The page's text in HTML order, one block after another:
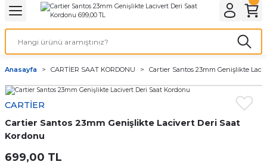
Geri Dön
& ELEKTİRİK AYDINLATMA & ELEKTRİK
Geri Dön
ve Cihaz Pilleri
ÇEŞİTLERİ
ÇEŞİTLERİ
Geri Dön
Geri Dön
Kordon Çeşitleri
Kordonları
Kordonu
saat kordonu
Anasayfa CARTİER SAAT KORDONU Cartier Santos 23mm Genişlikte
CARTİER
Cartier Santos 23mm Genişlikte Lacivert Deri Saat
Kordonu
699,00 TL